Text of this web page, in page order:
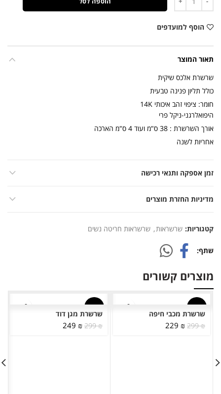
הוסף למועדפים
תאור המוצר
שרשרת אלכס שיקית
כולל תליון פנינה טבעית
חומר: ציפוי זהב איכותי 14K
היפואלרגני-ניקל פרי
אורך השרשרת : 38 ס"מ ועוד 4 ס"מ הארכה
אחריות לשנה
זמן אספקה ותנאי רכישה
מדיניות החזרת מוצרים
קטגוריות: שרשראות, שרשראות חריטה נשים
שתף
מוצרים קשורים
שרשרת מכבי חיפה
299₪
המחיר
229 ₪
שרשרת מגן דוד
299₪
המחיר
249 ₪